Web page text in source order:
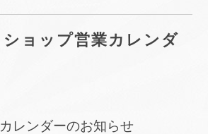
ショップ営業カレンダ
レンダーのお知らせ